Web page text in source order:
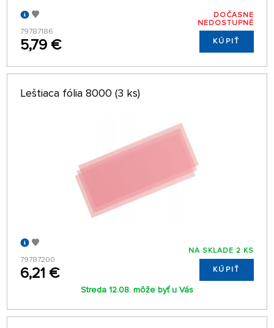
79787186
5,79 €
DOČASNE
NEDOSTUPNÉ
KÚPIŤ
Leštiaca fólia 8000 (3 ks)
79787200
6,21 €
NA SKLADE 2 KS
KÚPIŤ
Streda 12.08. môže byť u Vás